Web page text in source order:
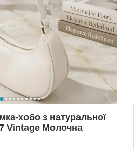
хобо з натуральної
Vintage Молочна